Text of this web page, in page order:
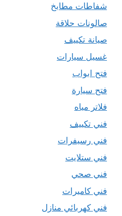
شفاطات مطابخ
صالونات حلاقة
صيانة تكييف
غسيل سيارات
فتح ابواب
فتح سيارة
فلاتر مياه
فني تكييف
فني رسيفرات
فني ستلايت
فني صحي
فني كاميرات
فني كهربائي منازل